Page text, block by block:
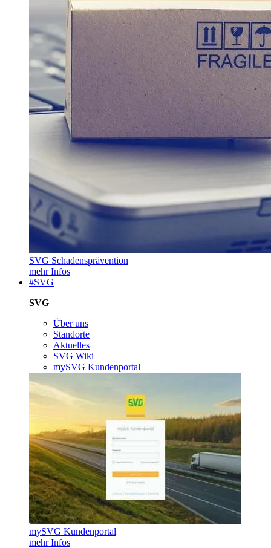
SVG Schadensprävention
mehr Infos
#SVG
SVG
Über uns
Standorte
Aktuelles
SVG Wiki
mySVG Kundenportal
mySVG Kundenportal
mehr Infos